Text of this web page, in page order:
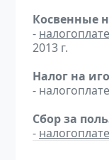
Косвенные
-
2013 г.
Налог на
-
Сбор за
-